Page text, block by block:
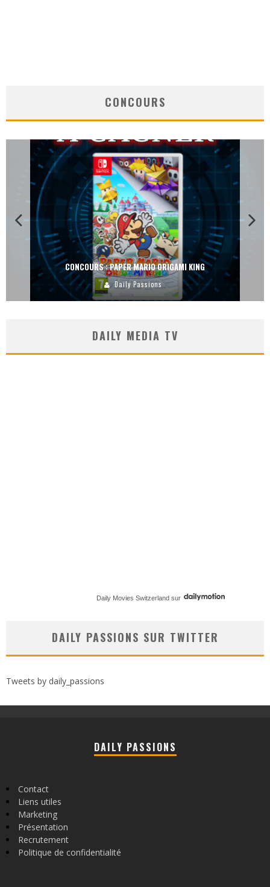
CONCOURS
CONCOURS : DREAMS SUR PS4
Carlos Mühlig
DAILY MEDIA TV
Daily Movies Switzerland sur
DAILY PASSIONS SUR TWITTER
Tweets by daily_passions
DAILY PASSIONS
Contact
Liens utiles
Marketing
Présentation
Recrutement
Politique de confidentialité